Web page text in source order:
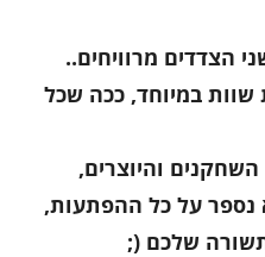
הצדדים מרוויחים..
שוות במיוחד, ככה שכל
והיוצרים,
נספר על כל ההפתעות,
שלכם (;